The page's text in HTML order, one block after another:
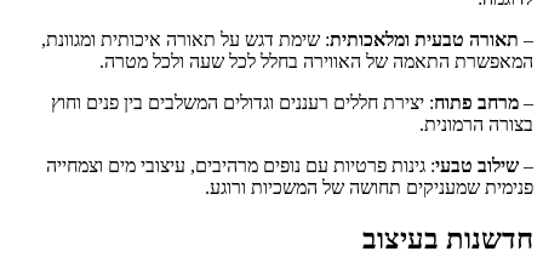
– תאורה טבעית ומלאכותית: שימת דגש על תאורה איכותית ומגוונת,
המאפשרת התאמה של האווירה בחלל לכל שעה ולכל מטרה.
– מרחב פתוח: יצירת חללים רעננים וגדולים המשלבים בין פנים וחוץ
בצורה הרמונית.
– שילוב טבעי: גינות פרטיות עם נופים מרהיבים, עיצובי מים וצמחייה
פנימית שמעניקים תחושה של המשכיות ורוגע.
חדשנות בעיצוב